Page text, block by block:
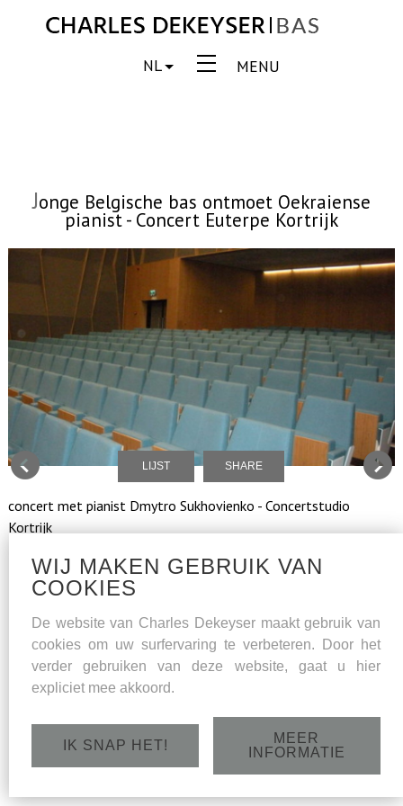
MENU
NL
Jonge Belgische bas ontmoet Oekraiense
pianist - Concert Euterpe Kortrijk
LIJST SHARE
concert met pianist Dmytro Sukhovienko - Concertstudio
Kortrijk
WIJ MAKEN GEBRUIK VAN
COOKIES
De website van Charles Dekeyser maakt gebruik van
cookies om uw surfervaring te verbeteren. Door het
verder gebruiken van deze website, gaat u hier
expliciet mee akkoord.
IK SNAP HET!
MEER
INFORMATIE